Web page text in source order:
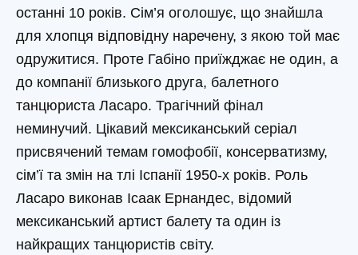
останні 10 років. Сім’я оголошує, що знайшла
для хлопця відповідну наречену, з якою той має
одружитися. Проте Габіно приїжджає не один, а
до компанії близького друга, балетного
танцюриста Ласаро. Трагічний фінал
неминучий. Цікавий мексиканський серіал
присвячений темам гомофобії, консерватизму,
сім’ї та змін на тлі Іспанії 1950-х років. Роль
Ласаро виконав Ісаак Ернандес, відомий
мексиканський артист балету та один із
найкращих танцюристів світу.